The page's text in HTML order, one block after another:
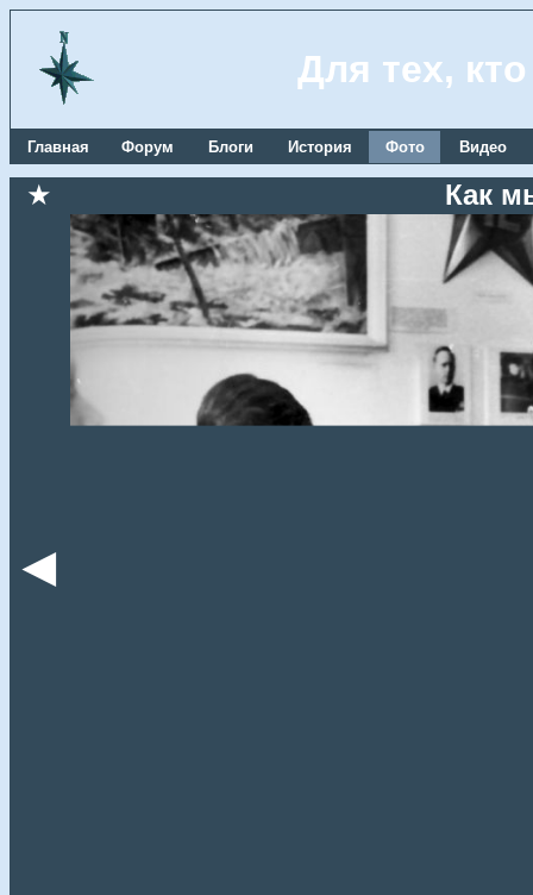
Для тех,
Главная Форум Блоги История Фото Видео
★ Как
◄